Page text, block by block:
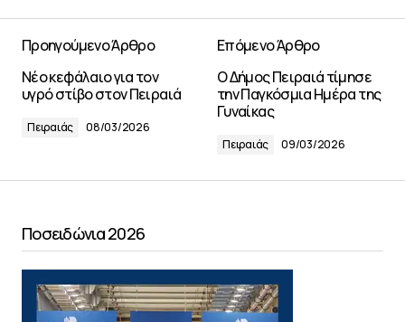
Προηγούμενο Άρθρο
Νέο κεφάλαιο για τον
υγρό στίβο στον Πειραιά
Πειραιάς 08/03/2026
Επόμενο Άρθρο
Ο Δήμος Πειραιά τίμησε
την Παγκόσμια Ημέρα της
Γυναίκας
Πειραιάς 09/03/2026
Ποσειδώνια 2026